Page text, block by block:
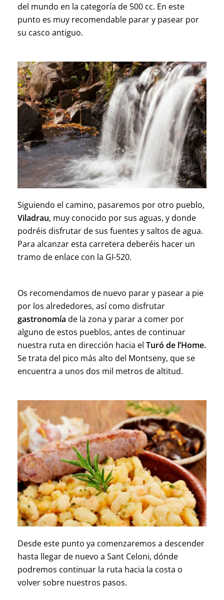
del mundo en la categoría de 500 cc. En este
punto es muy recomendable parar y pasear por
su casco antiguo.
Siguiendo el camino, pasaremos por otro pueblo,
Viladrau, muy conocido por sus aguas, y donde
podréis disfrutar de sus fuentes y saltos de agua.
Para alcanzar esta carretera deberéis hacer un
tramo de enlace con la GI-520.
Os recomendamos de nuevo parar y pasear a pie
por los alrededores, así como disfrutar
gastronomía de la zona y parar a comer por
alguno de estos pueblos, antes de continuar
nuestra ruta en dirección hacia el Turó de l’Home.
Se trata del pico más alto del Montseny, que se
encuentra a unos dos mil metros de altitud.
Desde este punto ya comenzaremos a descender
hasta llegar de nuevo a Sant Celoni, dónde
podremos continuar la ruta hacia la costa o
volver sobre nuestros pasos.